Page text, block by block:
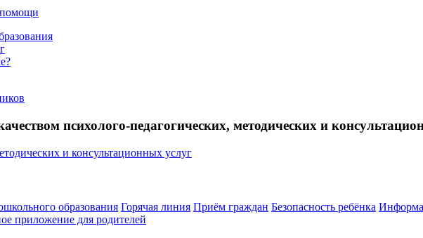
психолого-педагогических, методических и
образования Горячая линия Приём граждан Безопасность ребёнка
приложение для родителей